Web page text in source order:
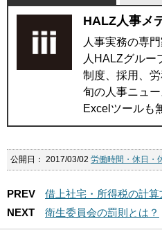
HALZ人事メ
人事実務の専
人HALZグルー
制度、採用、
旬の人事ニュ
Excelツールも
公開日： 2017/03/02 労働時間・休日・
PREV
借上社宅・所得税の計算
NEXT
衛生委員会の罰則とは？